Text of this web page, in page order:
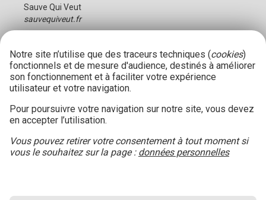
Sauve Qui Veut
sauvequiveut.fr
Notre site n’utilise que des traceurs techniques (cookies)
fonctionnels et de mesure d'audience, destinés à améliorer
son fonctionnement et à faciliter votre expérience
utilisateur et votre navigation.
Pour poursuivre votre navigation sur notre site, vous devez
en accepter l’utilisation.
Vous pouvez retirer votre consentement à tout moment si
vous le souhaitez sur la page : données personnelles